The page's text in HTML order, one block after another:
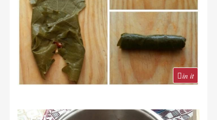
in it